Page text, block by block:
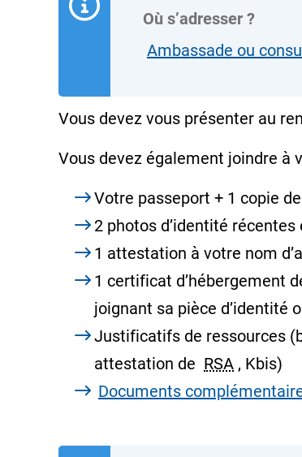
Où s’adresser ?
Ambassade ou
Vous devez vous présenter au
Vous devez également joindre à
Votre passeport + 1 copie
2 photos d’identité
1 attestation à votre nom
1 certificat d’hébergement
joignant sa pièce d’identité
Justificatifs de ressources
attestation de RSA , Kbis)
Documents